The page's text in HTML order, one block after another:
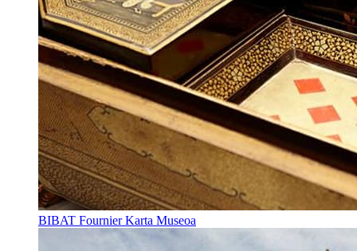
BIBAT Fournier Karta Museoa